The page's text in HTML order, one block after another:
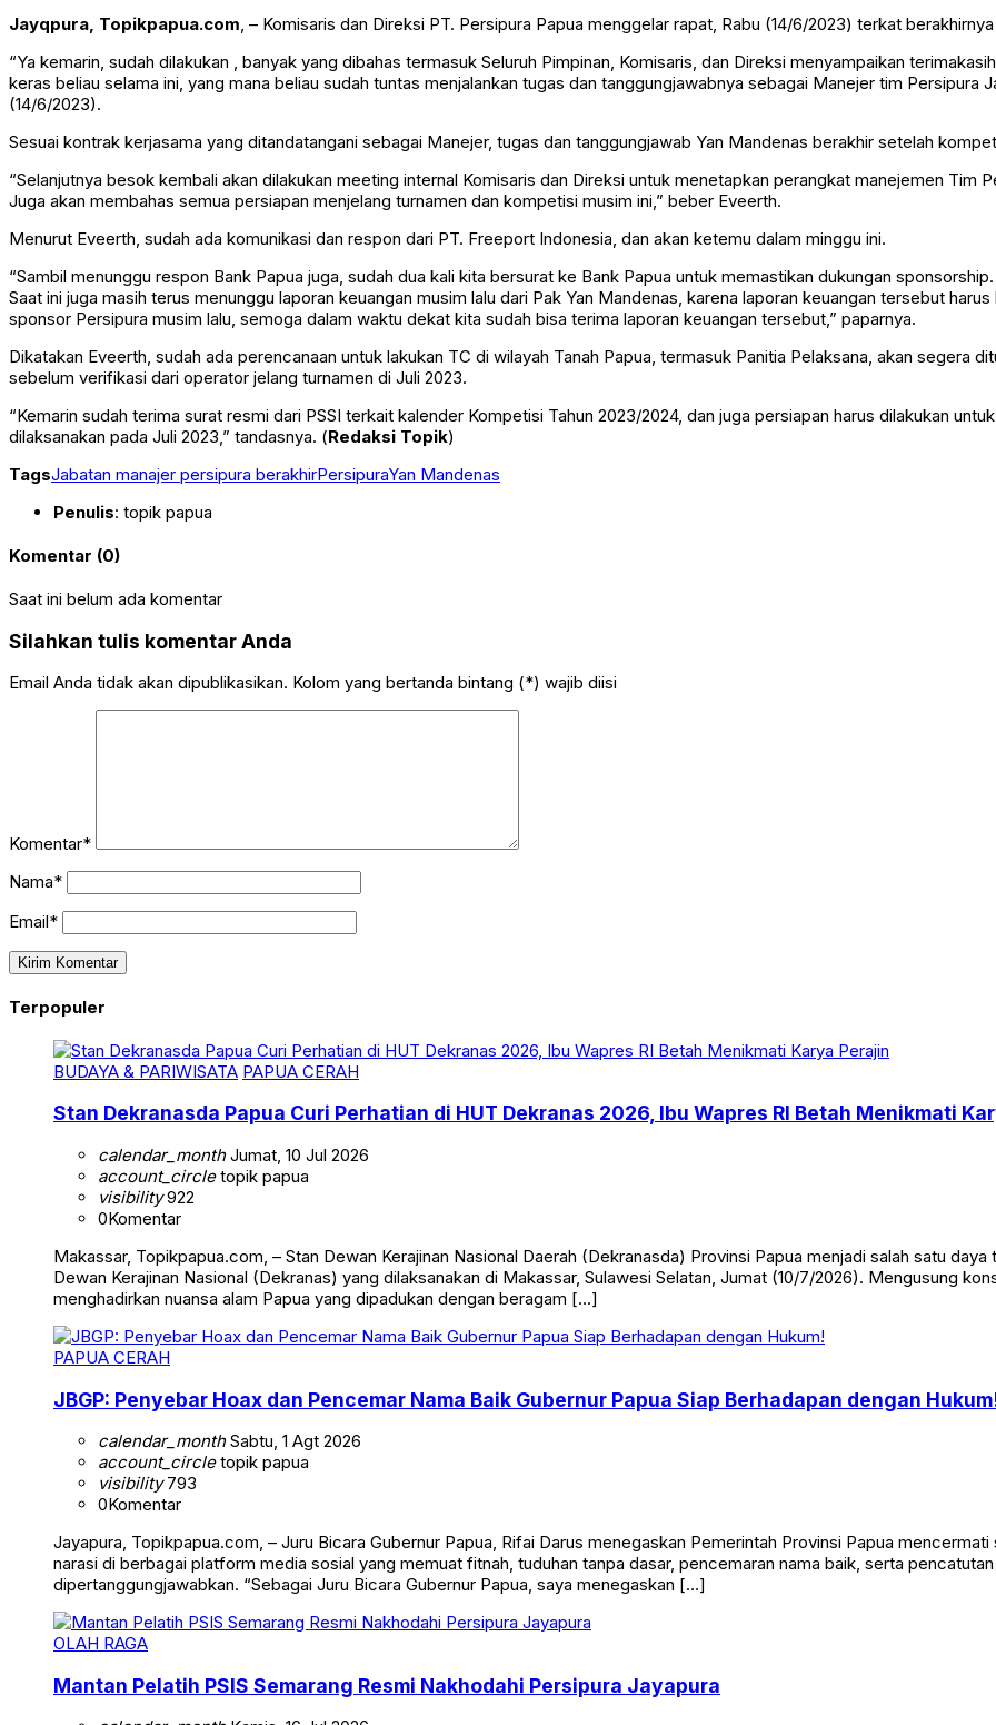
Jayqpura, Topikpapua.com, – Komisaris dan Direksi PT. Persipura Papua menggelar rapat, Rabu (14/6/2023) terkat
“Ya kemarin, sudah dilakukan , banyak yang dibahas termasuk Seluruh Pimpinan, Komisaris, dan Direksi menyampaikan
keras beliau selama ini, yang mana beliau sudah tuntas menjalankan tugas dan tanggungjawabnya sebagai Manejer tim Persipura
(14/6/2023).
Sesuai kontrak kerjasama yang ditandatangani sebagai Manejer, tugas dan tanggungjawab Yan Mandenas berakhir setelah
“Selanjutnya besok kembali akan dilakukan meeting internal Komisaris dan Direksi untuk menetapkan perangkat manejemen Tim
Juga akan membahas semua persiapan menjelang turnamen dan kompetisi musim ini,” beber Eveerth.
Menurut Eveerth, sudah ada komunikasi dan respon dari PT. Freeport Indonesia, dan akan ketemu dalam minggu ini.
“Sambil menunggu respon Bank Papua juga, sudah dua kali kita bersurat ke Bank Papua untuk memastikan dukungan sponsorship.
Saat ini juga masih terus menunggu laporan keuangan musim lalu dari Pak Yan Mandenas, karena laporan keuangan tersebut
sponsor Persipura musim lalu, semoga dalam waktu dekat kita sudah bisa terima laporan keuangan tersebut,” paparnya.
Dikatakan Eveerth, sudah ada perencanaan untuk lakukan TC di wilayah Tanah Papua, termasuk Panitia Pelaksana, akan segera
sebelum verifikasi dari operator jelang turnamen di Juli 2023.
“Kemarin sudah terima surat resmi dari PSSI terkait kalender Kompetisi Tahun 2023/2024, dan juga persiapan harus dilakukan
dilaksanakan pada Juli 2023,” tandasnya. (Redaksi Topik)
TagsJabatan manajer persipura berakhirPersipuraYan Mandenas
Penulis: topik papua
Komentar (0)
Saat ini belum ada komentar
Silahkan tulis komentar Anda
Email Anda tidak akan dipublikasikan. Kolom yang bertanda bintang (*) wajib diisi
Komentar*
Nama*
Email*
Terpopuler
BUDAYA & PARIWISATA PAPUA CERAH
Stan Dekranasda Papua Curi Perhatian di HUT Dekranas 2026, Ibu Wapres RI Betah Menikmati
calendar_monthJumat, 10 Jul 2026
account_circletopik papua
visibility922
0Komentar
Makassar, Topikpapua.com, – Stan Dewan Kerajinan Nasional Daerah (Dekranasda) Provinsi Papua menjadi salah satu
Dewan Kerajinan Nasional (Dekranas) yang dilaksanakan di Makassar, Sulawesi Selatan, Jumat (10/7/2026). Mengusung
menghadirkan nuansa alam Papua yang dipadukan dengan beragam […]
PAPUA CERAH
JBGP: Penyebar Hoax dan Pencemar Nama Baik Gubernur Papua Siap Berhadapan dengan
calendar_monthSabtu, 1 Agt 2026
account_circletopik papua
visibility793
0Komentar
Jayapura, Topikpapua.com, – Juru Bicara Gubernur Papua, Rifai Darus menegaskan Pemerintah Provinsi Papua
narasi di berbagai platform media sosial yang memuat fitnah, tuduhan tanpa dasar, pencemaran nama baik, serta
dipertanggungjawabkan. “Sebagai Juru Bicara Gubernur Papua, saya menegaskan […]
OLAH RAGA
Mantan Pelatih PSIS Semarang Resmi Nakhodahi Persipura Jayapura